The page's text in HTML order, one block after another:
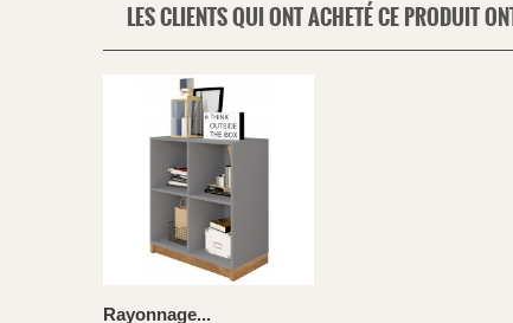
LES CLIENTS QUI ONT ACHETÉ CE PRODUIT
Rayonnage...